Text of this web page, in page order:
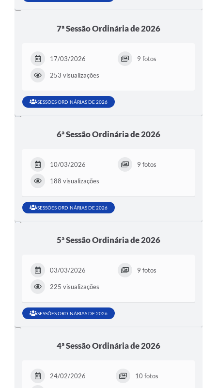
7ª Sessão Ordinária de 2026
17/03/2026 9 fotos
253 visualizações
SESSÕES ORDINÁRIAS DE 2026
6ª Sessão Ordinária de 2026
10/03/2026 9 fotos
188 visualizações
SESSÕES ORDINÁRIAS DE 2026
5ª Sessão Ordinária de 2026
03/03/2026 9 fotos
225 visualizações
SESSÕES ORDINÁRIAS DE 2026
4ª Sessão Ordinária de 2026
24/02/2026 10 fotos